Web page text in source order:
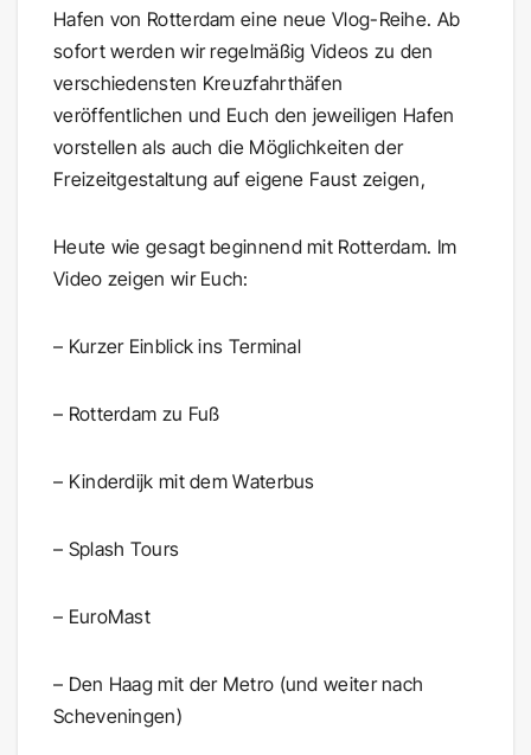
Hafen von Rotterdam eine neue Vlog-Reihe. Ab
sofort werden wir regelmäßig Videos zu den
verschiedensten Kreuzfahrthäfen
veröffentlichen und Euch den jeweiligen Hafen
vorstellen als auch die Möglichkeiten der
Freizeitgestaltung auf eigene Faust zeigen,
Heute wie gesagt beginnend mit Rotterdam. Im
Video zeigen wir Euch:
– Kurzer Einblick ins Terminal
– Rotterdam zu Fuß
– Kinderdijk mit dem Waterbus
– Splash Tours
– EuroMast
– Den Haag mit der Metro (und weiter nach
Scheveningen)